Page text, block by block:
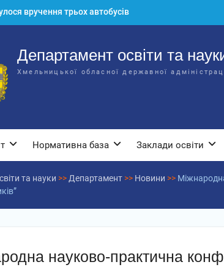
засідання колегії
освіти та науки обласної
обласна нарада для
за національно-
виховання
вручення трьох автобусів
закладів освіти
Департамент освіти та
Хмельницької обласної державної
Нормативна база Заклади освіти
та науки >> Департамент >> Новини >>
науково-практична